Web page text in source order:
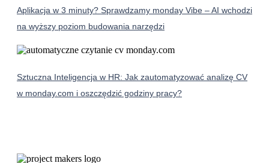
Aplikacja w 3 minuty? Sprawdzamy monday Vibe – AI wchodzi
na wyższy poziom budowania narzędzi
Sztuczna Inteligencja w HR: Jak zautomatyzować analizę CV
w monday.com i oszczędzić godziny pracy?